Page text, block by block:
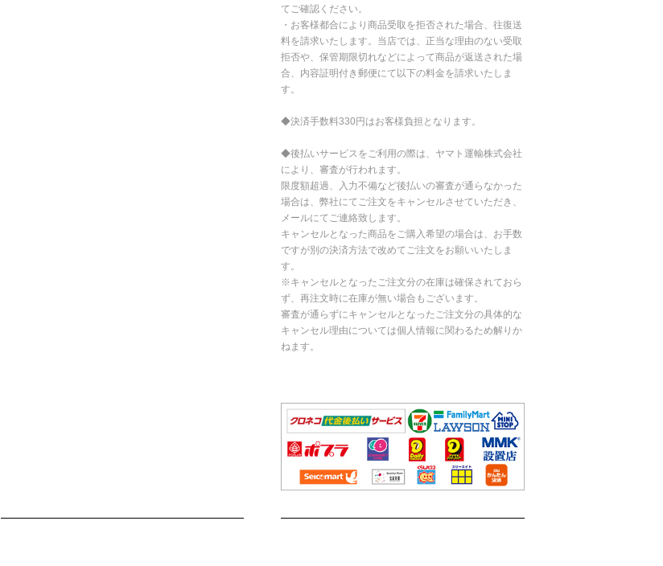
てご確認ください。
・お客様都合により商品受取を拒否された場合、往復送
料を請求いたします。当店では、正当な理由のない受取
拒否や、保管期限切れなどによって商品が返送された場
合、内容証明付き郵便にて以下の料金を請求いたしま
す。
◆決済手数料330円はお客様負担となります。
◆後払いサービスをご利用の際は、ヤマト運輸株式会社
により、審査が行われます。
限度額超過、入力不備など後払いの審査が通らなかった
場合は、弊社にてご注文をキャンセルさせていただき、
メールにてご連絡致します。
キャンセルとなった商品をご購入希望の場合は、お手数
ですが別の決済方法で改めてご注文をお願いいたしま
す。
※キャンセルとなったご注文分の在庫は確保されておら
ず、再注文時に在庫が無い場合もございます。
審査が通らずにキャンセルとなったご注文分の具体的な
キャンセル理由については個人情報に関わるため解りか
ねます。